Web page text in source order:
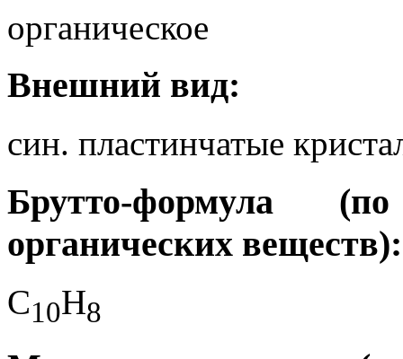
органическое
Внешний вид:
син. пластинчатые
Брутто-формула
органических веществ):
C10H8